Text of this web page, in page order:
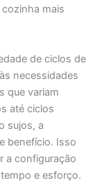
mais
de ciclos de
necessidades
que variam
até ciclos
sujos, a
benefício. Isso
a configuração
e esforço.